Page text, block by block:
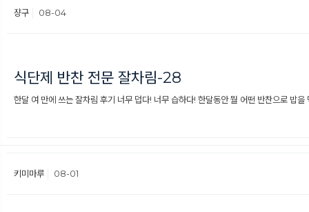
쟝구 08-04
식단제 반찬 전문 잘차림-28
한달 여 만에 쓰는 잘차림 후기 너무 덥다! 너무 습하다! 한달동안 뭘 어떤 반찬으로 밥을
키미마루 08-01